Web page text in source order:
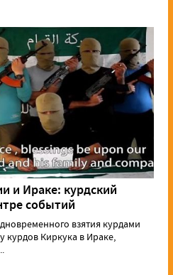
и Ираке: курдский
событий
взятия курдами
курдов Киркука в Ираке,